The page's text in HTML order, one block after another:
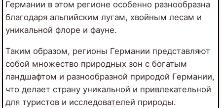
Германии в этом регионе особенно разнообразна
благодаря альпийским лугам, хвойным лесам и
уникальной флоре и фауне.
Таким образом, регионы Германии представляют
собой множество природных зон с богатым
ландшафтом и разнообразной природой Германии,
что делает страну уникальной и привлекательной
для туристов и исследователей природы.